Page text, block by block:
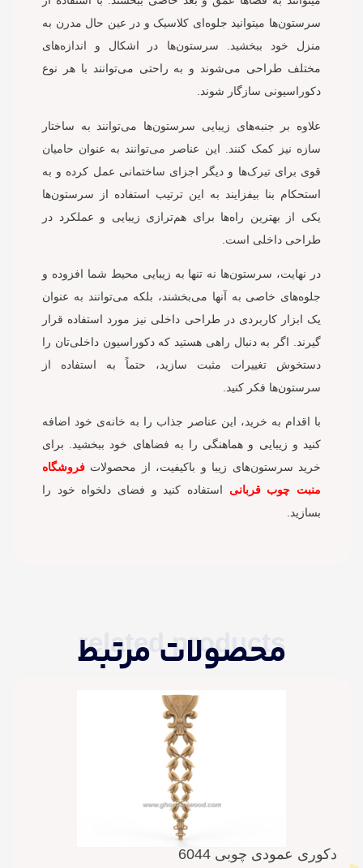
سرستون‌ها میتوانید جلوه‌ای کلاسیک و در عین حال مدرن به
منزل خود ببخشید. سرستون‌ها در اشکال و اندازه‌های
مختلف طراحی می‌شوند و به راحتی می‌توانند با هر نوع
دکوراسیونی سازگار شوند.
علاوه بر جنبه‌های زیبایی سرستون‌ها می‌توانند به ساختار
سازه نیز کمک کنند. این عناصر می‌توانند به عنوان حامیان
قوی برای تیرک‌ها و دیگر اجزای ساختمانی عمل کرده و به
استحکام بنا بیفزایند به این ترتیب استفاده از سرستون‌ها
یکی از بهترین راه‌ها برای هم‌ترازی زیبایی و عملکرد در
طراحی داخلی است.
در نهایت، سرستون‌ها نه تنها به زیبایی محیط شما افزوده و
جلوه‌های خاصی به آنها می‌بخشند، بلکه می‌توانند به عنوان
یک ابزار کاربردی در طراحی داخلی نیز مورد استفاده قرار
گیرند. اگر به دنبال راهی هستید که دکوراسیون داخلی‌تان را
دستخوش تغییرات مثبت سازید، حتماً به استفاده از
سرستون‌ها فکر کنید.
با اقدام به خرید، این عناصر جذاب را به خانه‌ی خود اضافه
کنید و زیبایی و هماهنگی را به فضاهای خود ببخشید. برای
خرید سرستون‌های زیبا و باکیفیت، از محصولات فروشگاه
منبت چوب قربانی استفاده کنید و فضای دلخواه خود را
بسازید.
related products
محصولات مرتبط
دکوری عمودی چوبی 6044